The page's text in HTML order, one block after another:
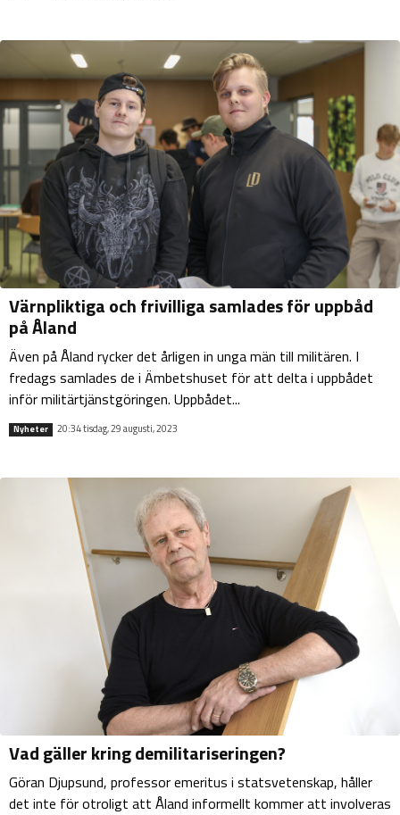
Värnpliktiga och frivilliga samlades för uppbåd
på Åland
Även på Åland rycker det årligen in unga män till militären. I
fredags samlades de i Ämbetshuset för att delta i uppbådet
inför militärtjänstgöringen. Uppbådet...
Nyheter 20:34 tisdag, 29 augusti, 2023
Vad gäller kring demilitariseringen?
Göran Djupsund, professor emeritus i statsvetenskap, håller
det inte för otroligt att Åland informellt kommer att involveras